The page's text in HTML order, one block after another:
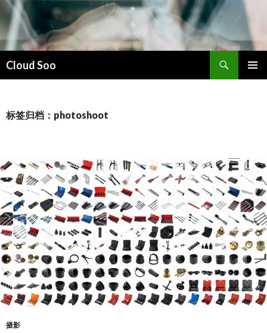
Cloud Soo
索
文
标签归档：photoshoot
摄影